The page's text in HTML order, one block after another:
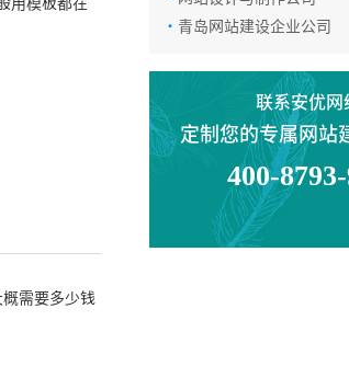
需要多少钱
· 青岛网站建设企业公司
联系安优网
定制您的专属网站
400-